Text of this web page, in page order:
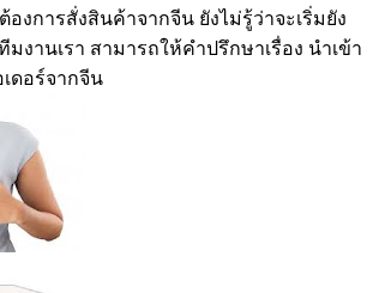
องการสั่งสินค้าจากจีน ยังไม่รู้ว่าจะเริ่มยัง
งานเรา สามารถให้คำปรึกษาเรื่อง นำเข้า
ดอร์จากจีน